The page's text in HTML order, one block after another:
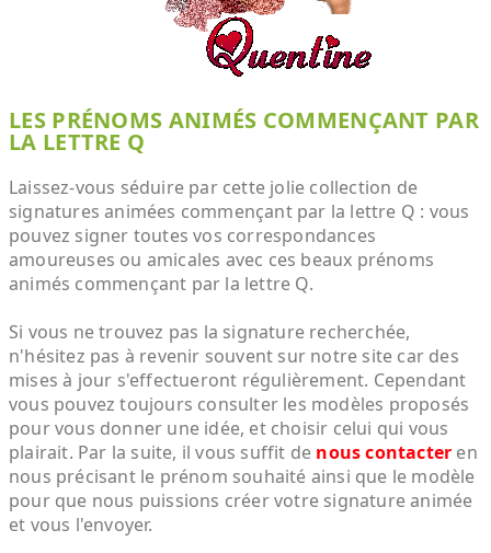
LES PRÉNOMS ANIMÉS COMMENÇANT PAR
LA LETTRE Q
Laissez-vous séduire par cette jolie collection de
signatures animées commençant par la lettre Q : vous
pouvez signer toutes vos correspondances
amoureuses ou amicales avec ces beaux prénoms
animés commençant par la lettre Q.
Si vous ne trouvez pas la signature recherchée,
n'hésitez pas à revenir souvent sur notre site car des
mises à jour s'effectueront régulièrement. Cependant
vous pouvez toujours consulter les modèles proposés
pour vous donner une idée, et choisir celui qui vous
plairait. Par la suite, il vous suffit de nous contacter en
nous précisant le prénom souhaité ainsi que le modèle
pour que nous puissions créer votre signature animée
et vous l'envoyer.